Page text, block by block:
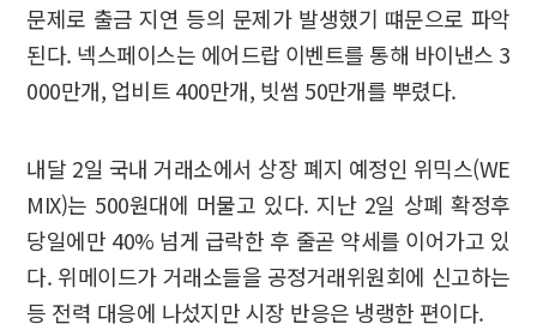
문제로 출금 지연 등의 문제가 발생했기 떄문으로 파악
된다. 넥스페이스는 에어드랍 이벤트를 통해 바이낸스 3
000만개, 업비트 400만개, 빗썸 50만개를 뿌렸다.
내달 2일 국내 거래소에서 상장 폐지 예정인 위믹스(WE
MIX)는 500원대에 머물고 있다. 지난 2일 상폐 확정후
당일에만 40% 넘게 급락한 후 줄곧 약세를 이어가고 있
다. 위메이드가 거래소들을 공정거래위원회에 신고하는
등 전력 대응에 나섰지만 시장 반응은 냉랭한 편이다.